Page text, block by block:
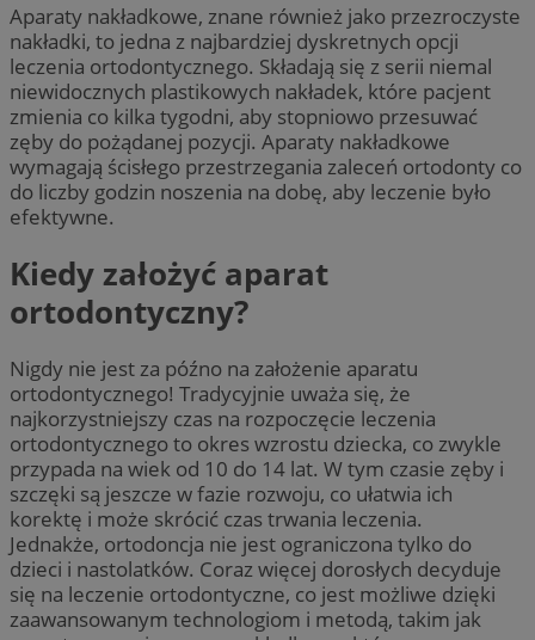
Aparaty nakładkowe, znane również jako przezroczyste
nakładki, to jedna z najbardziej dyskretnych opcji
leczenia ortodontycznego. Składają się z serii niemal
niewidocznych plastikowych nakładek, które pacjent
zmienia co kilka tygodni, aby stopniowo przesuwać
zęby do pożądanej pozycji. Aparaty nakładkowe
wymagają ścisłego przestrzegania zaleceń ortodonty co
do liczby godzin noszenia na dobę, aby leczenie było
efektywne.
Kiedy założyć aparat
ortodontyczny?
Nigdy nie jest za późno na założenie aparatu
ortodontycznego! Tradycyjnie uważa się, że
najkorzystniejszy czas na rozpoczęcie leczenia
ortodontycznego to okres wzrostu dziecka, co zwykle
przypada na wiek od 10 do 14 lat. W tym czasie zęby i
szczęki są jeszcze w fazie rozwoju, co ułatwia ich
korektę i może skrócić czas trwania leczenia.
Jednakże, ortodoncja nie jest ograniczona tylko do
dzieci i nastolatków. Coraz więcej dorosłych decyduje
się na leczenie ortodontyczne, co jest możliwe dzięki
zaawansowanym technologiom i metodą, takim jak